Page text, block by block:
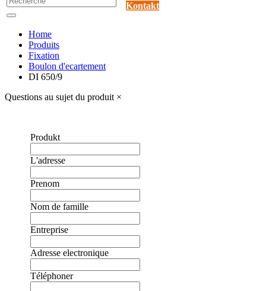
Kontakt
Home
Produits
Fixation
Boulon d'ecartement
DI 650/9
Questions au sujet du produit ×
Produkt
L'adresse
Prenom
Nom de famille
Entreprise
Adresse electronique
Téléphoner